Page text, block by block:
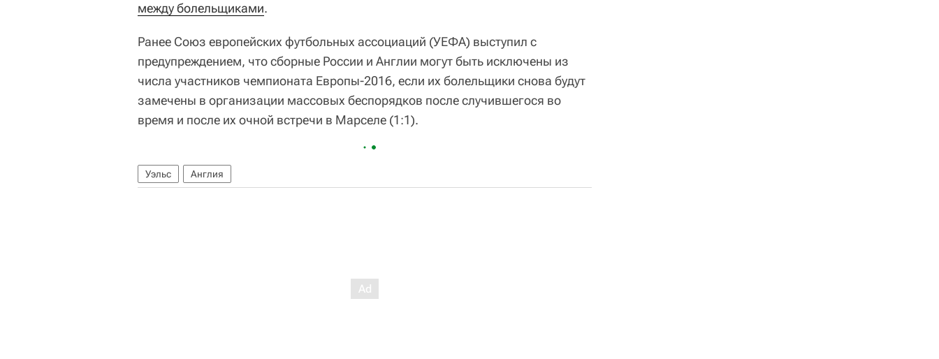
между болельщиками.
Ранее Союз европейских футбольных ассоциаций (УЕФА) выступил с
предупреждением, что сборные России и Англии могут быть исключены из
числа участников чемпионата Европы-2016, если их болельщики снова будут
замечены в организации массовых беспорядков после случившегося во
время и после их очной встречи в Марселе (1:1).
Уэльс Англия